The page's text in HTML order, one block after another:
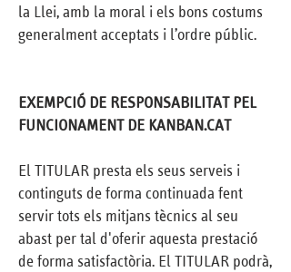
la Llei, amb la moral i els bons costums
generalment acceptats i l’ordre públic.
EXEMPCIÓ DE RESPONSABILITAT PEL
FUNCIONAMENT DE KANBAN.CAT
El TITULAR presta els seus serveis i
continguts de forma continuada fent
servir tots els mitjans tècnics al seu
abast per tal d'oferir aquesta prestació
de forma satisfactòria. El TITULAR podrà,